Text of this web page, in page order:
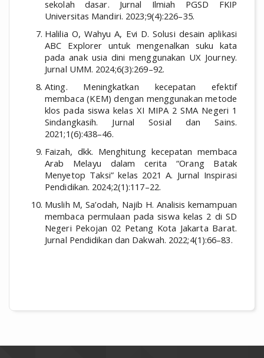
sekolah dasar. Jurnal Ilmiah PGSD FKIP
Universitas Mandiri. 2023;9(4):226–35.
Halilia O, Wahyu A, Evi D. Solusi desain aplikasi
ABC Explorer untuk mengenalkan suku kata
pada anak usia dini menggunakan UX Journey.
Jurnal UMM. 2024;6(3):269–92.
Ating. Meningkatkan kecepatan efektif
membaca (KEM) dengan menggunakan metode
klos pada siswa kelas XI MIPA 2 SMA Negeri 1
Sindangkasih. Jurnal Sosial dan Sains.
2021;1(6):438–46.
Faizah, dkk. Menghitung kecepatan membaca
Arab Melayu dalam cerita “Orang Batak
Menyetop Taksi” kelas 2021 A. Jurnal Inspirasi
Pendidikan. 2024;2(1):117–22.
Muslih M, Sa’odah, Najib H. Analisis kemampuan
membaca permulaan pada siswa kelas 2 di SD
Negeri Pekojan 02 Petang Kota Jakarta Barat.
Jurnal Pendidikan dan Dakwah. 2022;4(1):66–83.